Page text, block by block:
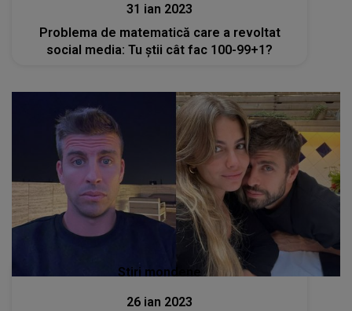
31 ian 2023
Problema de matematică care a revoltat
social media: Tu știi cât fac 100-99+1?
Stiri mondene
26 ian 2023